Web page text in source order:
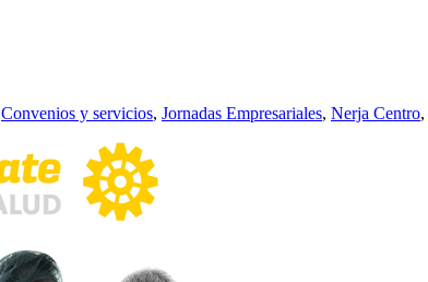
Convenios y servicios, Jornadas Empresariales, Nerja Centro,